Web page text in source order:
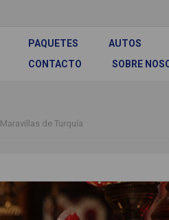
PAQUETES AUTOS
CONTACTO
SOBRE
Maravillas de Turquía